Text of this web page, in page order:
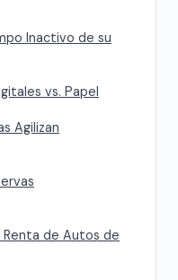
Inactivo de su
vs. Papel
Agilizan
Renta de Autos de